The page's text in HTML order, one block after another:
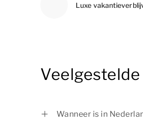
Luxe
Wanneer is in